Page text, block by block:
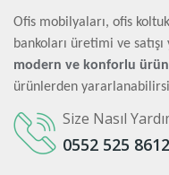
Ofis mobilyaları, ofis
bankoları üretimi ve satışı
modern ve konforlu
ürünlerden
Size Nasıl
0552 525 8612